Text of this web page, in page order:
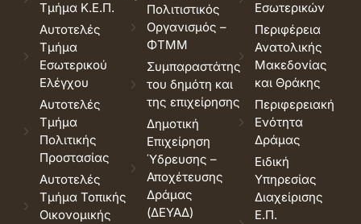
Τμήμα Κ.Ε.Π.
Αυτοτελές
Τμήμα
Εσωτερικού
Ελέγχου
Αυτοτελές
Τμήμα
Πολιτικής
Προστασίας
Αυτοτελές
Τμήμα Τοπικής
Οικονομικής
Πολιτιστικός
Οργανισμός –
ΦΤΜΜ
Συμπαραστάτης
του δημότη και
της επιχείρησης
Δημοτική
Επιχείρηση
Ύδρευσης –
Αποχέτευσης
Δράμας
(ΔΕΥΑΔ)
Εσωτερικών
Περιφέρεια
Ανατολικής
Μακεδονίας
και Θράκης
Περιφερειακή
Ενότητα
Δράμας
Ειδική
Υπηρεσίας
Διαχείρισης
Ε.Π.